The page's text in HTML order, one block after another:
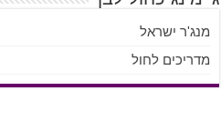
מנג'ר ישראל
מדריכים לחול